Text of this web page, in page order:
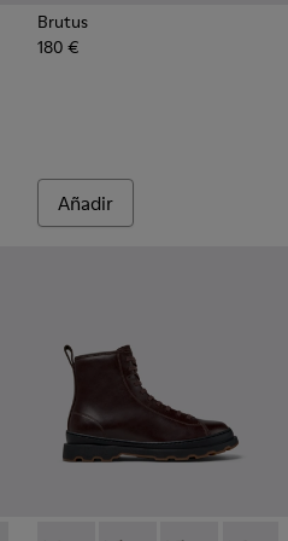
- Sandalias sintéticas negras
002 - Sandalias sintéticas
Brutus
180 €
Añadir